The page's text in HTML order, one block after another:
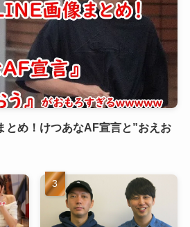
とめ！けつあなAF宣言と”おえお